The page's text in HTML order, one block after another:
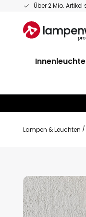
Über 2 Mio.
Zum
springen
Lampen & Leuchten
Zum
Ende
der